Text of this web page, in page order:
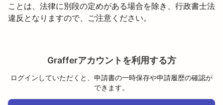
ことは、法律に別段の定めがある場合を除き、行政書士法
違反となりますので、ご注意ください。
Grafferアカウントを利用する方
ログインしていただくと、申請書の一時保存や申請履歴の確認が
できます。